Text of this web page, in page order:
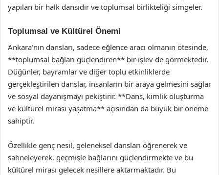
yapılan bir halk dansıdır ve toplumsal birlikteliği simgeler.
Toplumsal ve Kültürel Önemi
Ankara’nın dansları, sadece eğlence aracı olmanın ötesinde,
**toplumsal bağları güçlendiren** bir işlev de görmektedir.
Düğünler, bayramlar ve diğer toplu etkinliklerde
gerçekleştirilen danslar, insanların bir araya gelmesini sağlar
ve sosyal dayanışmayı pekiştirir. **Dans, kimlik oluşturma
ve kültürel mirası yaşatma** açısından da büyük bir öneme
sahiptir.
Özellikle genç nesil, geleneksel dansları öğrenerek ve
sahneleyerek, geçmişle bağlarını güçlendirmekte ve bu
kültürel mirası gelecek nesillere aktarmaktadır. Bu